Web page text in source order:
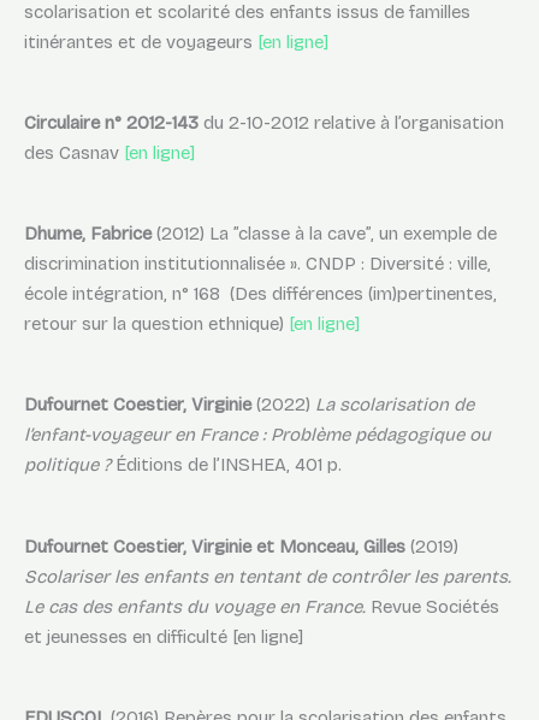
scolarisation et scolarité des enfants issus de familles
itinérantes et de voyageurs [en ligne]
Circulaire n° 2012-143 du 2-10-2012 relative à l’organisation
des Casnav [en ligne]
Dhume, Fabrice(2012) La ”classe à la cave”, un exemple de
discrimination institutionnalisée ». CNDP : Diversité : ville,
école intégration, n° 168 (Des différences (im)pertinentes,
retour sur la question ethnique) [en ligne]
Dufournet Coestier, Virginie(2022) La scolarisation de
l’enfant-voyageur en France : Problème pédagogique ou
politique ?Éditions de l’INSHEA, 401 p.
Dufournet Coestier, Virginie et Monceau, Gilles (2019)
Scolariser les enfants en tentant de contrôler les parents.
Le cas des enfants du voyage en France. Revue Sociétés
et jeunesses en difficulté [en ligne]